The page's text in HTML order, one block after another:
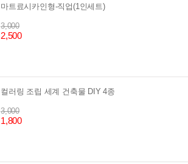
마트료시카인형-직업(1인세트)
3,000
2,500
컬러링 조립 세계 건축물 DIY 4종
3,000
1,800